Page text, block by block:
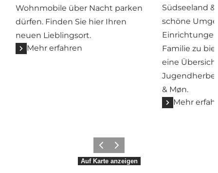
Auf Karte anzeigen
Wohnmobile über Nacht parken
dürfen. Finden Sie hier Ihren
neuen Lieblingsort.
Mehr erfahren
Südseeland
schöne
Familie zu
eine
& Møn.
Mehr
ZurückWeiter